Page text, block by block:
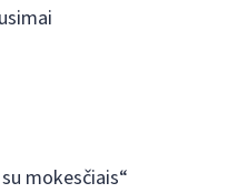
mokesčiais“